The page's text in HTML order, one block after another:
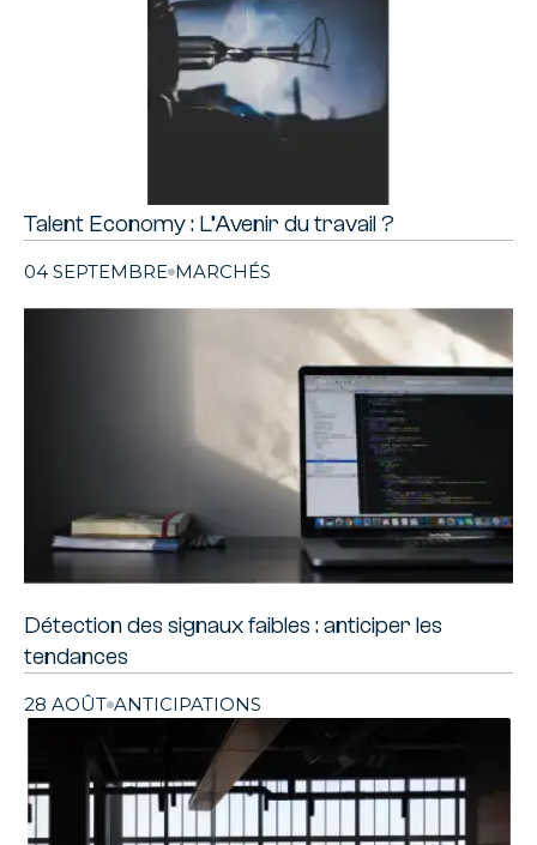
Talent Economy : L’Avenir du travail ?
04 SEPTEMBRE MARCHÉS
Détection des signaux faibles : anticiper les
tendances
28 AOÛT ANTICIPATIONS